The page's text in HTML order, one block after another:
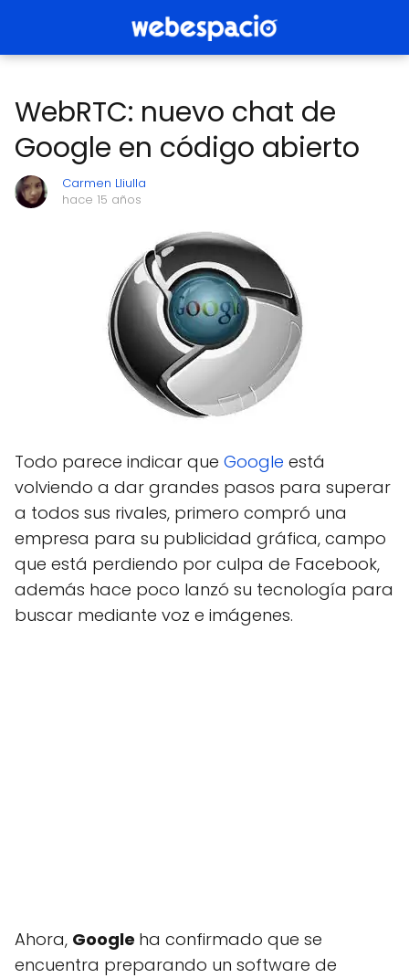
WebRTC: nuevo chat de
Google en código abierto
Carmen Lliulla
hace 15 años
Todo parece indicar que Google está
volviendo a dar grandes pasos para superar
a todos sus rivales, primero compró una
empresa para su publicidad gráfica, campo
que está perdiendo por culpa de Facebook,
además hace poco lanzó su tecnología para
buscar mediante voz e imágenes.
Ahora, Google ha confirmado que se
encuentra preparando un software de